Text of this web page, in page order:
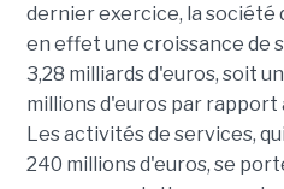
dernier exercice, la
en effet une croissance de
3,28 milliards d'euros, soit
millions d'euros par
Les activités de services,
240 millions d'euros, se